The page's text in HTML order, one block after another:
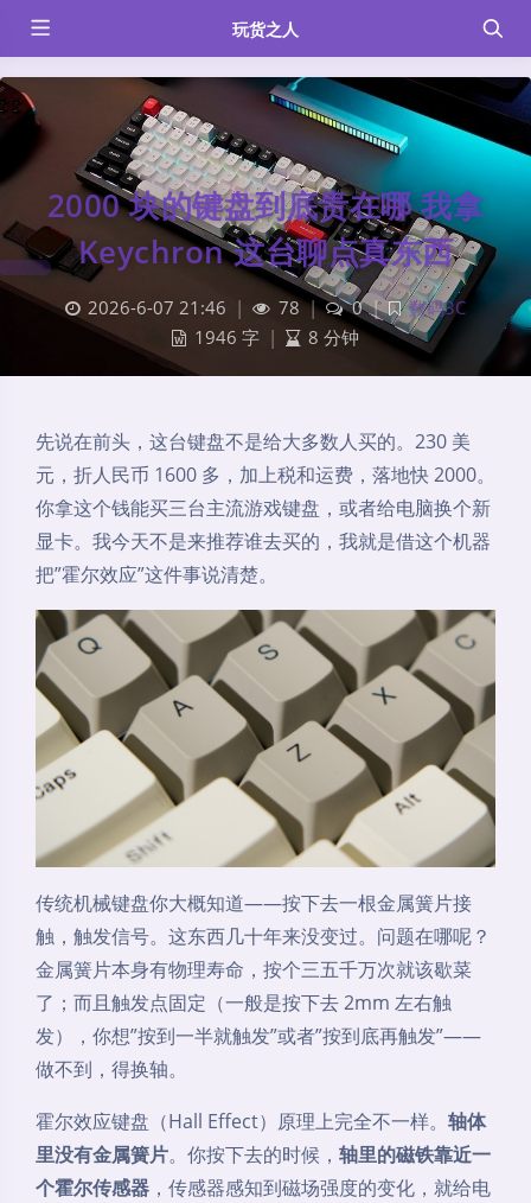
玩货之人
2000 块的键盘到底贵在哪 我拿
Keychron 这台聊点真东西
2026-6-07 21:46 | 78 | 0 |
数码3C
1946 字 | 8 分钟
先说在前头，这台键盘不是给大多数人买的。230 美
元，折人民币 1600 多，加上税和运费，落地快 2000。
你拿这个钱能买三台主流游戏键盘，或者给电脑换个新
显卡。我今天不是来推荐谁去买的，我就是借这个机器
把”霍尔效应”这件事说清楚。
传统机械键盘你大概知道——按下去一根金属簧片接
触，触发信号。这东西几十年来没变过。问题在哪呢？
金属簧片本身有物理寿命，按个三五千万次就该歇菜
了；而且触发点固定（一般是按下去 2mm 左右触
发），你想”按到一半就触发”或者”按到底再触发”——
做不到，得换轴。
霍尔效应键盘（Hall Effect）原理上完全不一样。 轴体
里没有金属簧片。你按下去的时候， 轴里的磁铁靠近一
个霍尔传感器 ，传感器感知到磁场强度的变化，就给电